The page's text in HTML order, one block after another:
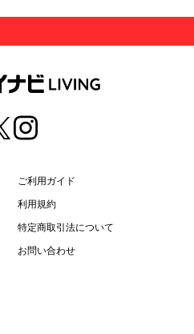
章第１条で規定する当社が運
します。
２条に規定する本サービスを
運営する本サービスに関する
条に基づき会員登録が完了し
中に当社が登録を求めた情報
ご利用ガイド
利用規約
特定商取引法について
お問い合わせ